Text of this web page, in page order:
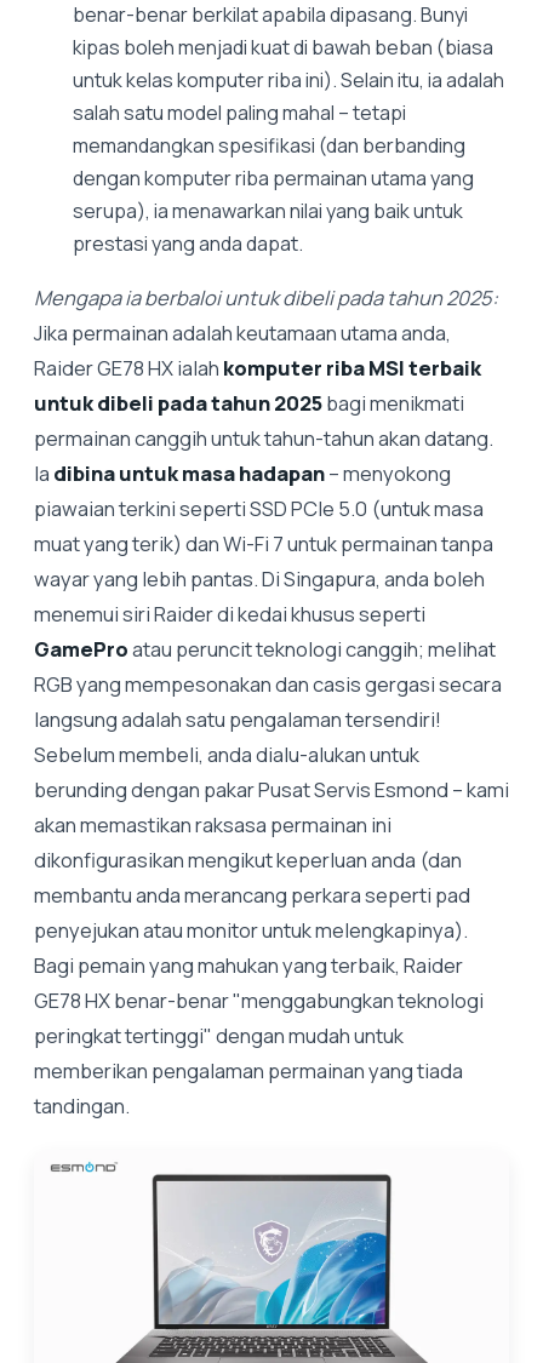
benar-benar berkilat apabila dipasang. Bunyi
kipas boleh menjadi kuat di bawah beban (biasa
untuk kelas komputer riba ini). Selain itu, ia adalah
salah satu model paling mahal – tetapi
memandangkan spesifikasi (dan berbanding
dengan komputer riba permainan utama yang
serupa), ia menawarkan nilai yang baik untuk
prestasi yang anda dapat.
Mengapa ia berbaloi untuk dibeli pada tahun 2025:
Jika permainan adalah keutamaan utama anda,
Raider GE78 HX ialah komputer riba MSI terbaik
untuk dibeli pada tahun 2025bagi menikmati
permainan canggih untuk tahun-tahun akan datang.
Ia dibina untuk masa hadapan– menyokong
piawaian terkini seperti SSD PCIe 5.0 (untuk masa
muat yang terik) dan Wi-Fi 7 untuk permainan tanpa
wayar yang lebih pantas. Di Singapura, anda boleh
menemui siri Raider di kedai khusus seperti
GameProatau peruncit teknologi canggih; melihat
RGB yang mempesonakan dan casis gergasi secara
langsung adalah satu pengalaman tersendiri!
Sebelum membeli, anda dialu-alukan untuk
berunding dengan pakar Pusat Servis Esmond – kami
akan memastikan raksasa permainan ini
dikonfigurasikan mengikut keperluan anda (dan
membantu anda merancang perkara seperti pad
penyejukan atau monitor untuk melengkapinya).
Bagi pemain yang mahukan yang terbaik, Raider
GE78 HX benar-benar "menggabungkan teknologi
peringkat tertinggi" dengan mudah untuk
memberikan pengalaman permainan yang tiada
tandingan.